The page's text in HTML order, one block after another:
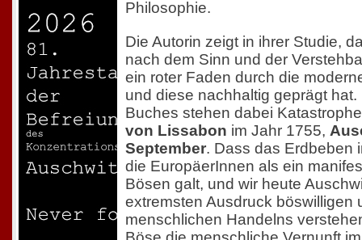
Philosophie.
Die Autorin zeigt in ihrer Studie,
nach dem Sinn und der
ein roter Faden durch die
und diese nachhaltig geprägt
Buches stehen dabei
von Lissabon im Jahr 1755,
September. Dass das Erdbeben
die EuropäerInnen als ein
Bösen galt, und wir heute
extremsten Ausdruck böswilligen
menschlichen Handelns